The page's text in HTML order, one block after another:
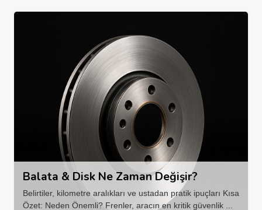
Balata & Disk Ne Zaman Değişir?
Belirtiler, kilometre aralıkları ve ustadan pratik ipuçları Kısa
Özet: Neden Önemli? Frenler, aracın en kritik güvenlik ...